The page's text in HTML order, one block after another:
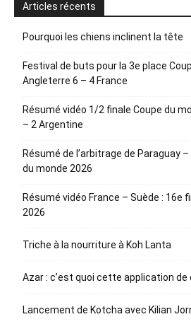
Articles récents
Pourquoi les chiens inclinent la tête
Festival de buts pour la 3e place
Angleterre 6 – 4 France
Résumé vidéo 1/2 finale Coupe du
– 2 Argentine
Résumé de l’arbitrage de Paraguay
du monde 2026
Résumé vidéo France – Suède : 16e
2026
Triche à la nourriture à Koh Lanta
Azar : c’est quoi cette application de
Lancement de Kotcha avec Kilian